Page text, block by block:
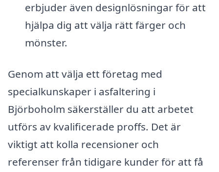
erbjuder även designlösningar för att
hjälpa dig att välja rätt färger och
mönster.
Genom att välja ett företag med
specialkunskaper i asfaltering i
Björboholm säkerställer du att arbetet
utförs av kvalificerade proffs. Det är
viktigt att kolla recensioner och
referenser från tidigare kunder för att få